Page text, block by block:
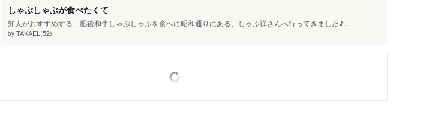
しゃぶしゃぶが食べたくて
知人がおすすめする、肥後和牛しゃぶしゃぶを食べに昭和通りにある、しゃぶ禅さんへ行ってきました♪...
by TAKAEL(52)